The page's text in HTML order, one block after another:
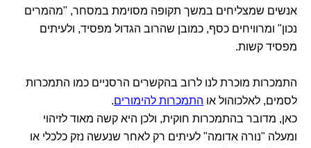
אנשים שמצליחים במשך תקופה מסוימת במסחר, "מהמרים
נכון" ומרוויחים כסף, כמובן שהרוב הגדול מפסיד, ולעיתים
מפסיד קשות.
התמכרות מוכרת לנו לרוב בהקשרים הרסניים כמו התמכרות
לסמים, לאלכוהול או התמכרות להימורים.
כאן, מדובר בהתמכרות חוקית, ולכן היא קשה מאוד לזיהוי
ומעלה "נורה אדומה" לעיתים רק לאחר שנעשה נזק כלכלי או